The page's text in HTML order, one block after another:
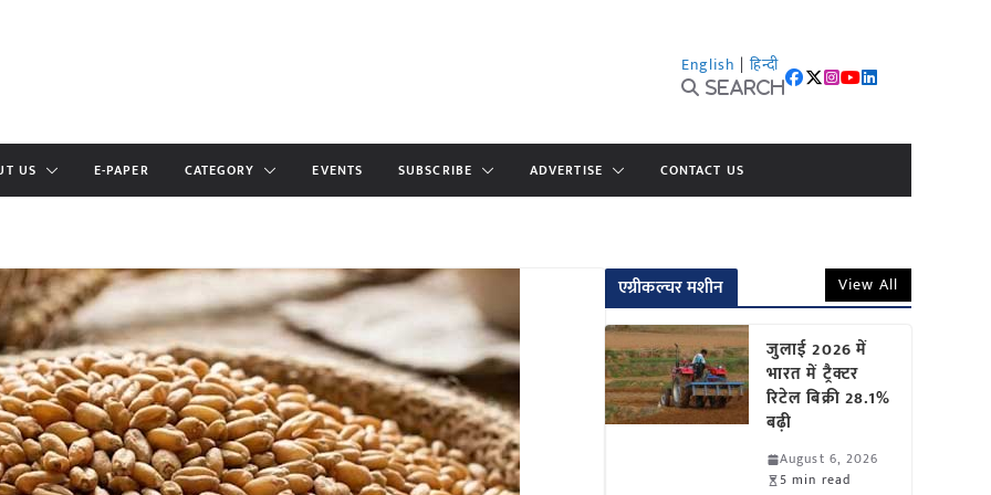
English | हिन्दी
Search
US E-PAPER CATEGORY EVENTS SUBSCRIBE ADVERTISE CONTACT US
एग्रीकल्चर मशीन View All
जुलाई 2026 में
भारत में ट्रैक्टर
रिटेल बिक्री 28.1%
बढ़ी
August 6, 2026
5 min read